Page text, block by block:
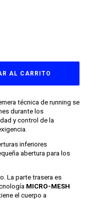
técnica de running se
durante los
y control de la
inferiores
abertura para los
La parte trasera es
MICRO-MESH
el cuerpo a